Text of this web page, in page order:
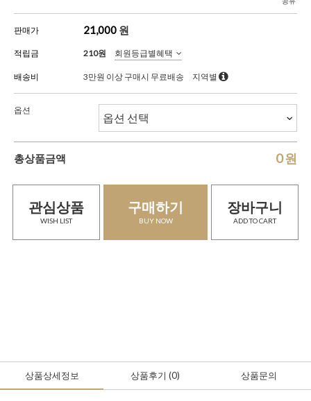
판매가 21,000 원
적립금 210원 회원등급별혜택
배송비 3만원 이상 구매시 무료배송 지역별
옵션
총상품금액 0원
관심상품
WISH LIST
구매하기
BUY NOW
장바구니
ADD TO CART
상품상세정보 상품후기 (0) 상품문의